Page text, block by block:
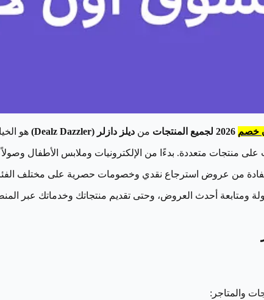
خصم من ديلز دازلر (Dealz Dazzler) هو
منتجات متعددة. بدءًا من الإلكترونيات وملابس الأطفال
من عروض استرجاع نقدي وخصومات حصرية على مختلف
ومتابعة أحدث العروض، وحتى تقديم منتجاتك وخدماتك عبر
والمتاجر: